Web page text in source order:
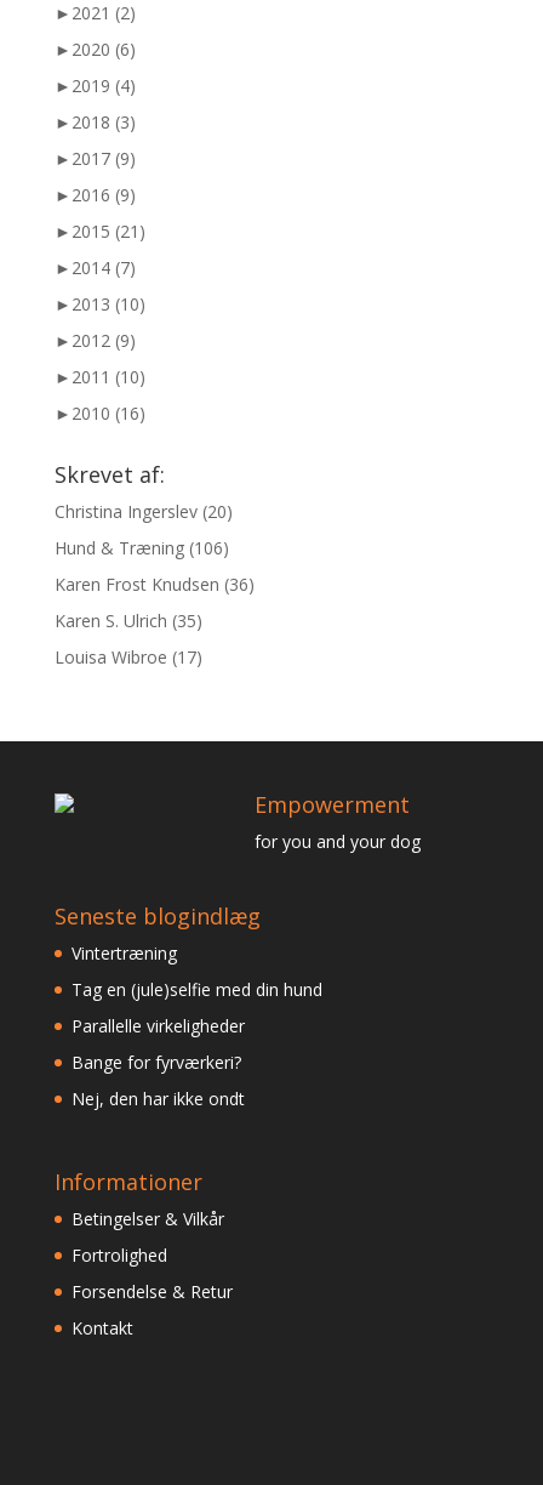
► 2021 (2)
► 2020 (6)
► 2019 (4)
► 2018 (3)
► 2017 (9)
► 2016 (9)
► 2015 (21)
► 2014 (7)
► 2013 (10)
► 2012 (9)
► 2011 (10)
► 2010 (16)
Skrevet af:
Christina Ingerslev(20)
Hund & Træning(106)
Karen Frost Knudsen (36)
Karen S. Ulrich (35)
Louisa Wibroe (17)
Empowerment
for you and your dog
Seneste blogindlæg
Vintertræning
Tag en (jule)selfie med din hund
Parallelle virkeligheder
Bange for fyrværkeri?
Nej, den har ikke ondt
Informationer
Betingelser & Vilkår
Fortrolighed
Forsendelse & Retur
Kontakt